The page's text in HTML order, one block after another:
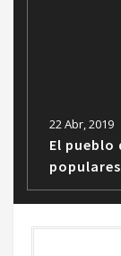
22 Abr, 2019
El pueblo